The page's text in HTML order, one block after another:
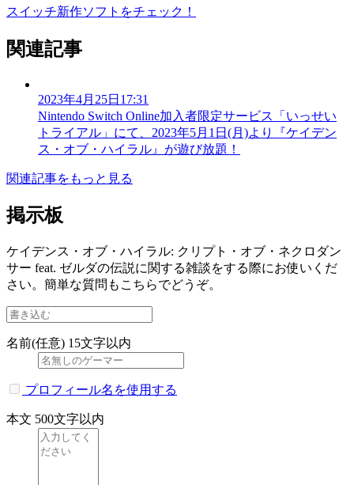
スイッチ新作ソフトをチェック！
関連記事
2023年4月25日17:31
Nintendo Switch Online加入者限定サービス「いっせい
トライアル」にて、2023年5月1日(月)より『ケイデン
ス・オブ・ハイラル』が遊び放題！
関連記事をもっと見る
掲示板
ケイデンス・オブ・ハイラル: クリプト・オブ・ネクロダン
サー feat. ゼルダの伝説に関する雑談をする際にお使いくだ
さい。簡単な質問もこちらでどうぞ。
名前(任意) 15文字以内
プロフィール名を使用する
本文 500文字以内